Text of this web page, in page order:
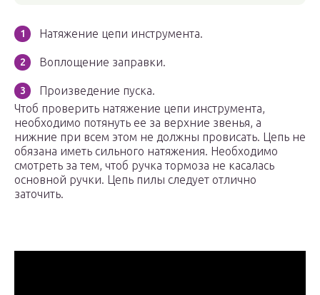
Натяжение цепи инструмента.
Воплощение заправки.
Произведение пуска.
Чтоб проверить натяжение цепи инструмента,
необходимо потянуть ее за верхние звенья, а
нижние при всем этом не должны провисать. Цепь не
обязана иметь сильного натяжения. Необходимо
смотреть за тем, чтоб ручка тормоза не касалась
основной ручки. Цепь пилы следует отлично
заточить.